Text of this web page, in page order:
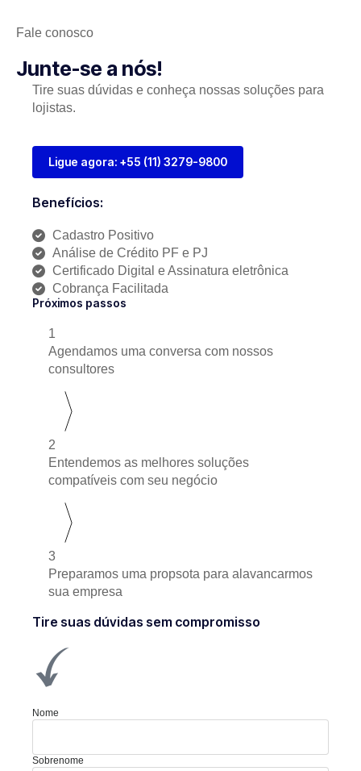
Fale conosco
Junte-se a nós!
Tire suas dúvidas e conheça nossas soluções para
lojistas.
Ligue agora: +55 (11) 3279-9800
Benefícios:
Cadastro Positivo
Análise de Crédito PF e PJ
Certificado Digital e Assinatura eletrônica
Cobrança Facilitada
Próximos passos
1
Agendamos uma conversa com nossos
consultores
2
Entendemos as melhores soluções
compatíveis com seu negócio
3
Preparamos uma propsota para alavancarmos
sua empresa
Tire suas dúvidas sem compromisso
Nome
Sobrenome